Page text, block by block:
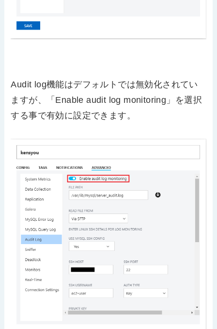
Audit log機能はデフォルトでは無効化されてい
ますが、「Enable audit log monitoring」を選択
する事で有効に設定できます。